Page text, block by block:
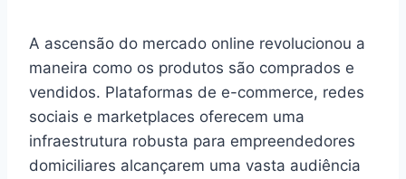
A ascensão do mercado online revolucionou a
maneira como os produtos são comprados e
vendidos. Plataformas de e-commerce, redes
sociais e marketplaces oferecem uma
infraestrutura robusta para empreendedores
domiciliares alcançarem uma vasta audiência